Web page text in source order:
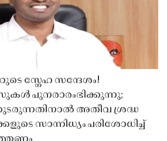
സ്നേഹ സന്ദേശം!
പുനരാരംഭിക്കുന്നു;
അതീവ ശ്രദ്ധ
സാന്നിധ്യം പരിശോധിച്ച്